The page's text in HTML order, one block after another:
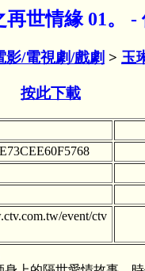
世情緣 01。 -
影/電視劇/戲劇 > 玉
按此下載
event/ctv